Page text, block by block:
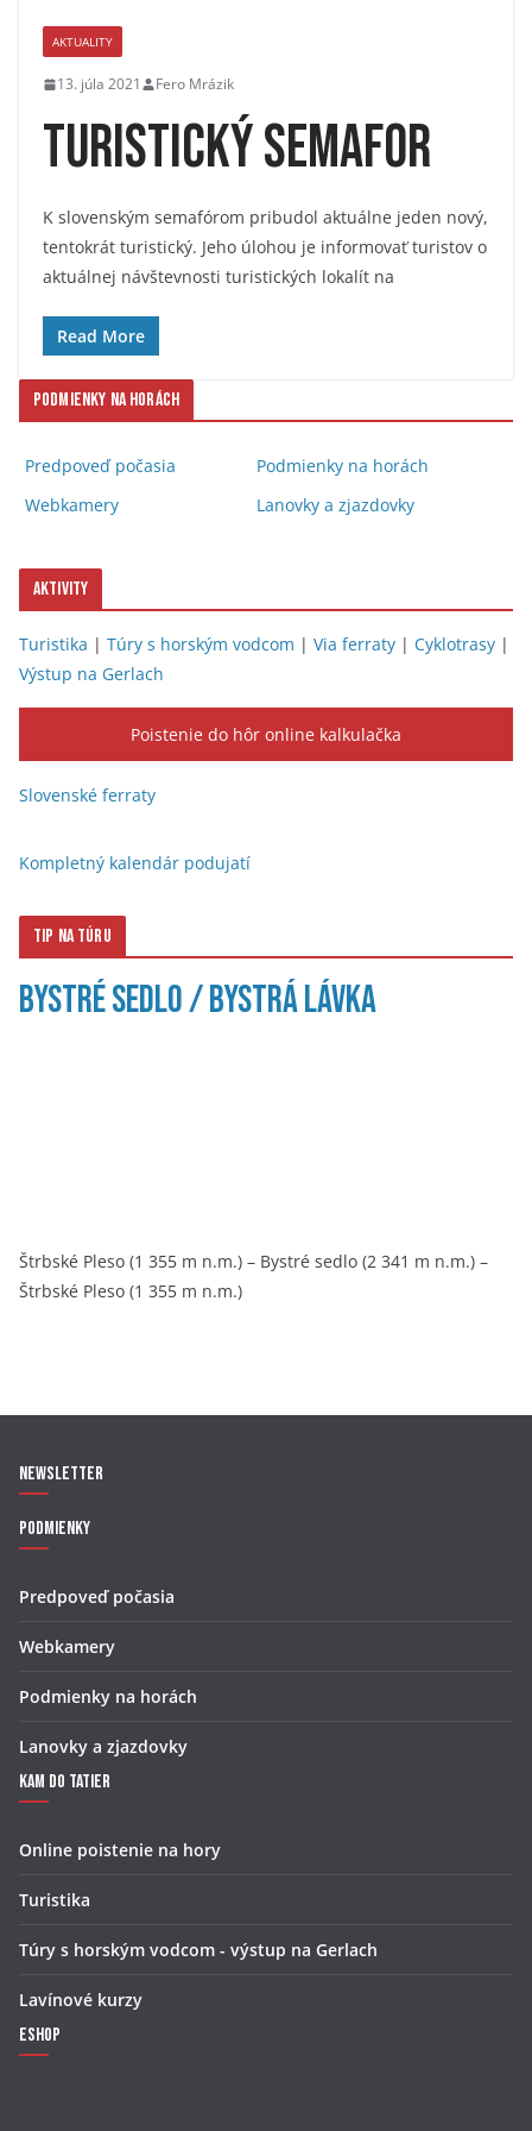
AKTUALITY
13. júla 2021 Fero Mrázik
Turistický semafor
K slovenským semafórom pribudol aktuálne jeden nový,
tentokrát turistický. Jeho úlohou je informovať turistov o
aktuálnej návštevnosti turistických lokalít na
Read More
Podmienky na horách
Predpoveď počasia
Webkamery
Podmienky na horách
Lanovky a zjazdovky
Aktivity
Turistika | Túry s horským vodcom | Via ferraty | Cyklotrasy |
Výstup na Gerlach
Poistenie do hôr online kalkulačka
Slovenské ferraty
Kompletný kalendár podujatí
Tip na túru
Bystré sedlo / Bystrá lávka
Štrbské Pleso (1 355 m n.m.) – Bystré sedlo (2 341 m n.m.) –
Štrbské Pleso (1 355 m n.m.)
Newsletter
Podmienky
Predpoveď počasia
Webkamery
Podmienky na horách
Lanovky a zjazdovky
Kam do Tatier
Online poistenie na hory
Turistika
Túry s horským vodcom - výstup na Gerlach
Lavínové kurzy
Eshop